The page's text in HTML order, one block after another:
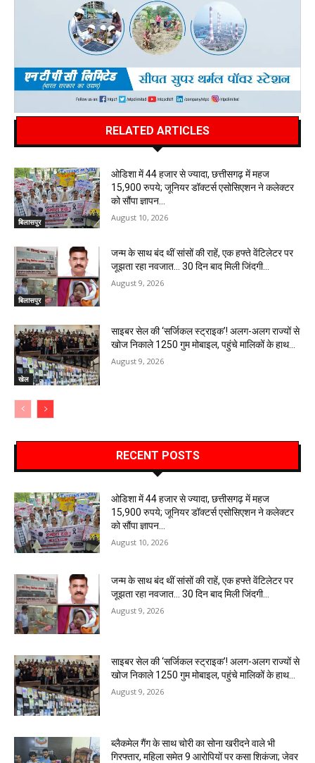
RELATED ARTICLES
बिलासपुर
ओडिशा में 44 हजार से ज्यादा, छत्तीसगढ़ में महज
15,900 रुपये; जूनियर डॉक्टर्स एसोसिएशन ने कलेक्टर
को सौंपा ज्ञापन…
August 10, 2026
बिलासपुर
जन्म के साथ बंद थीं सांसों की राहें, एक हफ्ते वेंटिलेटर पर
जूझता रहा नवजात… 30 दिन बाद मिली जिंदगी…
August 9, 2026
खेल
साइबर सेल की ‘सर्जिकल स्ट्राइक’! अलग-अलग राज्यों से
खोज निकाले 1250 गुम मोबाइल, पहुंचे मालिकों के हाथ…
August 9, 2026
RECENT POSTS
ओडिशा में 44 हजार से ज्यादा, छत्तीसगढ़ में महज
15,900 रुपये; जूनियर डॉक्टर्स एसोसिएशन ने कलेक्टर
को सौंपा ज्ञापन…
August 10, 2026
जन्म के साथ बंद थीं सांसों की राहें, एक हफ्ते वेंटिलेटर पर
जूझता रहा नवजात… 30 दिन बाद मिली जिंदगी…
August 9, 2026
साइबर सेल की ‘सर्जिकल स्ट्राइक’! अलग-अलग राज्यों से
खोज निकाले 1250 गुम मोबाइल, पहुंचे मालिकों के हाथ…
August 9, 2026
ब्लैकमेल गैंग के साथ चोरी का सोना खरीदने वाले भी
गिरफ्तार, महिला समेत 9 आरोपियों पर कसा शिकंजा; जेवर